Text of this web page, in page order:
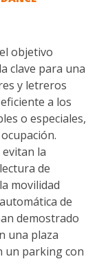
objetivo
clave para una
y letreros
a los
o especiales,
la
de
movilidad
de
demostrado
una plaza
un parking con